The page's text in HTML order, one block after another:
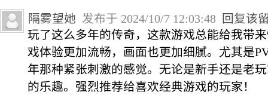
隔雾望她 发布于 2024/10/7 12:03:48 回复该
玩了这么多年的传奇，这款游戏总能给我带
戏体验更加流畅，画面也更加细腻。尤其是
年那种紧张刺激的感觉。无论是新手还是老
的乐趣。强烈推荐给喜欢经典游戏的玩家！